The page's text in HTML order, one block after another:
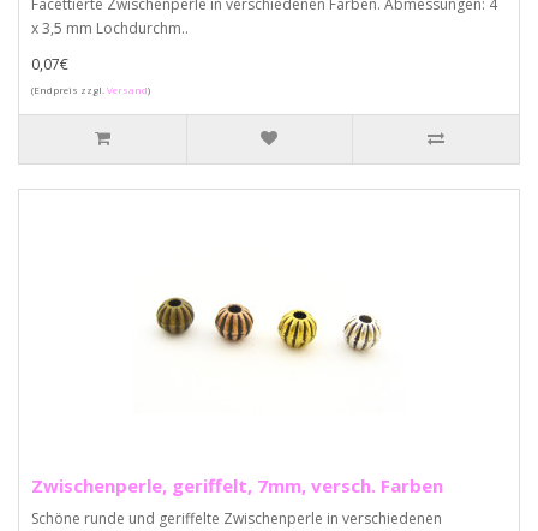
Facettierte Zwischenperle in verschiedenen Farben. Abmessungen: 4
x 3,5 mm Lochdurchm..
0,07€
(Endpreis zzgl.Versand)
Zwischenperle, geriffelt, 7mm, versch. Farben
Schöne runde und geriffelte Zwischenperle in verschiedenen